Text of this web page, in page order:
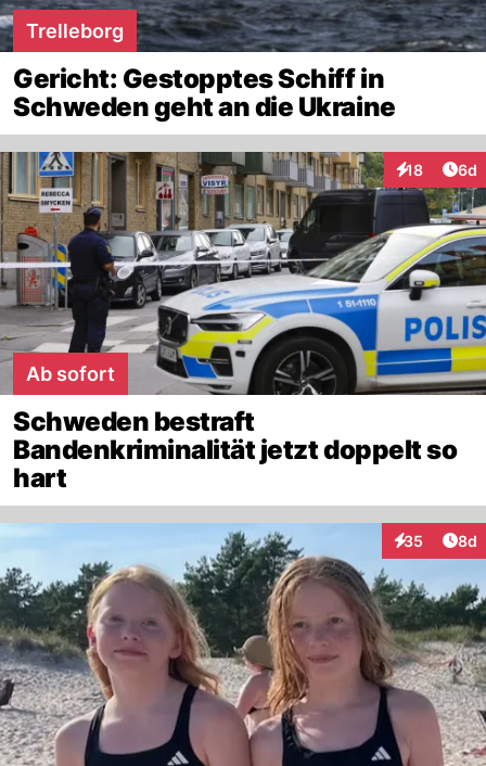
Trelleborg
Gericht: Gestopptes Schiff in
Schweden geht an die Ukraine
18
Interaktionen
6d
Ab sofort
Schweden bestraft
Bandenkriminalität jetzt doppelt so
hart
35
Interaktionen
8d